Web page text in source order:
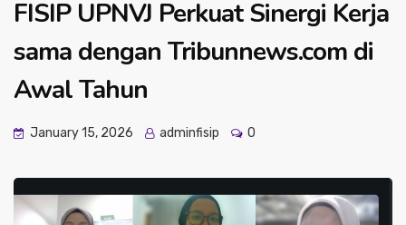
FISIP UPNVJ Perkuat Sinergi Kerja
sama dengan Tribunnews.com di
Awal Tahun
January 15, 2026 adminfisip 0